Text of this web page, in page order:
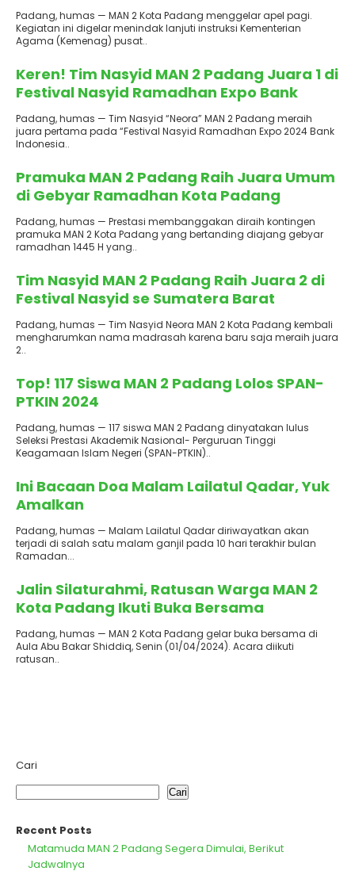
Padang, humas — MAN 2 Kota Padang menggelar apel pagi.
Kegiatan ini digelar menindak lanjuti instruksi Kementerian
Agama (Kemenag) pusat..
Keren! Tim Nasyid MAN 2 Padang Juara 1 di
Festival Nasyid Ramadhan Expo Bank
Indonesia
Padang, humas — Tim Nasyid “Neora” MAN 2 Padang meraih
juara pertama pada “Festival Nasyid Ramadhan Expo 2024 Bank
Indonesia..
Pramuka MAN 2 Padang Raih Juara Umum
di Gebyar Ramadhan Kota Padang
Padang, humas — Prestasi membanggakan diraih kontingen
pramuka MAN 2 Kota Padang yang bertanding diajang gebyar
ramadhan 1445 H yang..
Tim Nasyid MAN 2 Padang Raih Juara 2 di
Festival Nasyid se Sumatera Barat
Padang, humas — Tim Nasyid Neora MAN 2 Kota Padang kembali
mengharumkan nama madrasah karena baru saja meraih juara
2..
Top! 117 Siswa MAN 2 Padang Lolos SPAN-
PTKIN 2024
Padang, humas — 117 siswa MAN 2 Padang dinyatakan lulus
Seleksi Prestasi Akademik Nasional- Perguruan Tinggi
Keagamaan Islam Negeri (SPAN-PTKIN)..
Ini Bacaan Doa Malam Lailatul Qadar, Yuk
Amalkan
Padang, humas — Malam Lailatul Qadar diriwayatkan akan
terjadi di salah satu malam ganjil pada 10 hari terakhir bulan
Ramadan...
Jalin Silaturahmi, Ratusan Warga MAN 2
Kota Padang Ikuti Buka Bersama
Padang, humas — MAN 2 Kota Padang gelar buka bersama di
Aula Abu Bakar Shiddiq, Senin (01/04/2024). Acara diikuti
ratusan..
Cari
Cari
Recent Posts
Matamuda MAN 2 Padang Segera Dimulai, Berikut
Jadwalnya